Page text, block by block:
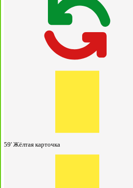
59' Жёлтая карточка